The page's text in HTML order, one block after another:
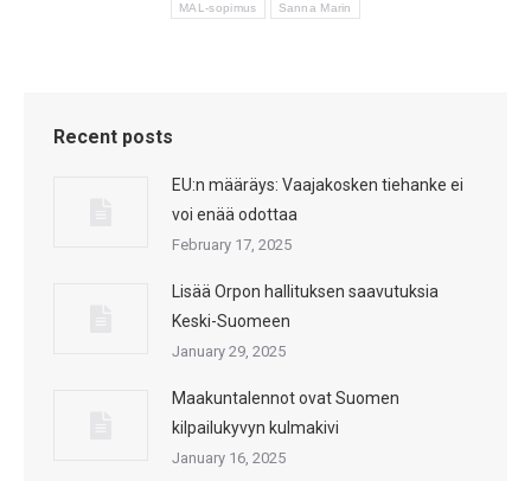
MAL-sopimus Sanna Marin
Recent posts
EU:n määräys: Vaajakosken tiehanke ei
voi enää odottaa
February 17, 2025
Lisää Orpon hallituksen saavutuksia
Keski-Suomeen
January 29, 2025
Maakuntalennot ovat Suomen
kilpailukyvyn kulmakivi
January 16, 2025